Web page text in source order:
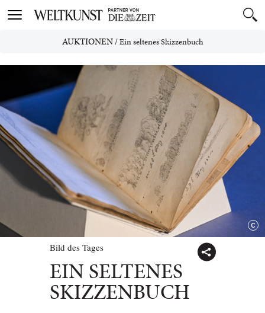
Toggle
AUKTIONEN/Ein seltenes Skizzenbuch
Bild des Tages
EIN SELTENES
SKIZZENBUCH